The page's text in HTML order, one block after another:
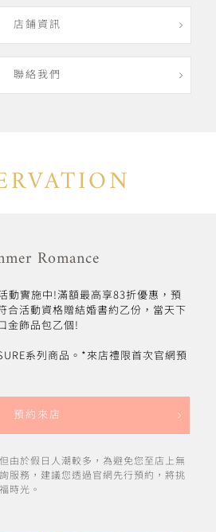
店鋪資訊
聯絡我們
Romance
動實施中!滿額最高享83折優惠，預
合活動資格贈結婚書約乙份，當天下
金飾品包乙個!
系列商品。*來店禮限首次官網預
預約來店
由於假日人潮較多，為避免您至店上無
服務，建議您透過官網先行預約，將挑
時光。